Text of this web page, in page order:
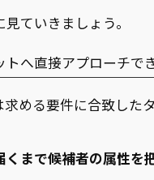
ていきましょう。
へ直接アプローチで
める要件に合致した
まで候補者の属性を